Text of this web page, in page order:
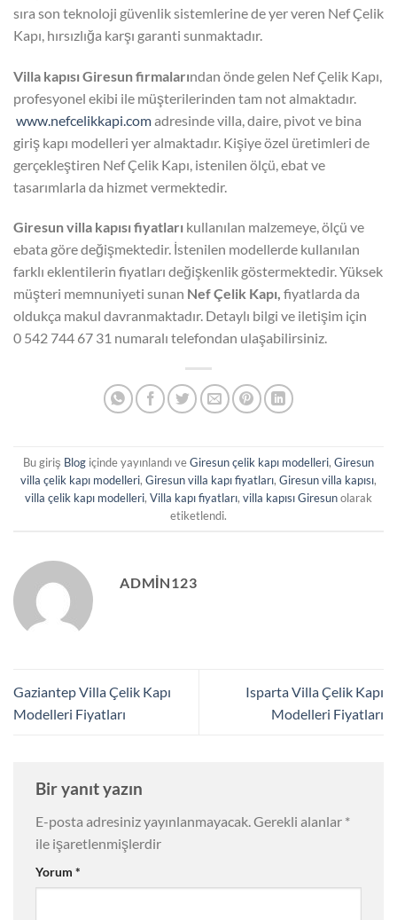
sıra son teknoloji güvenlik sistemlerine de yer veren Nef Çelik
Kapı, hırsızlığa karşı garanti sunmaktadır.
Villa kapısı Giresun firmalarından önde gelen Nef Çelik Kapı,
profesyonel ekibi ile müşterilerinden tam not almaktadır.
www.nefcelikkapi.comadresinde villa, daire, pivot ve bina
giriş kapı modelleri yer almaktadır. Kişiye özel üretimleri de
gerçekleştiren Nef Çelik Kapı, istenilen ölçü, ebat ve
tasarımlarla da hizmet vermektedir.
Giresun villa kapısı fiyatları kullanılan malzemeye, ölçü ve
ebata göre değişmektedir. İstenilen modellerde kullanılan
farklı eklentilerin fiyatları değişkenlik göstermektedir. Yüksek
müşteri memnuniyeti sunan Nef Çelik Kapı, fiyatlarda da
oldukça makul davranmaktadır. Detaylı bilgi ve iletişim için
0 542 744 67 31 numaralı telefondan ulaşabilirsiniz.
Bu giriş Blog içinde yayınlandı veGiresun çelik kapı modelleri, Giresun
villa çelik kapı modelleri, Giresun villa kapı fiyatları, Giresun villa kapısı,
villa çelik kapı modelleri, Villa kapı fiyatları, villa kapısı Giresunolarak
etiketlendi.
ADMIN123
Gaziantep Villa Çelik Kapı
Modelleri Fiyatları
Isparta Villa Çelik Kapı
Modelleri Fiyatları
Bir yanıt yazın
E-posta adresiniz yayınlanmayacak.Gerekli alanlar *
ile işaretlenmişlerdir
Yorum *